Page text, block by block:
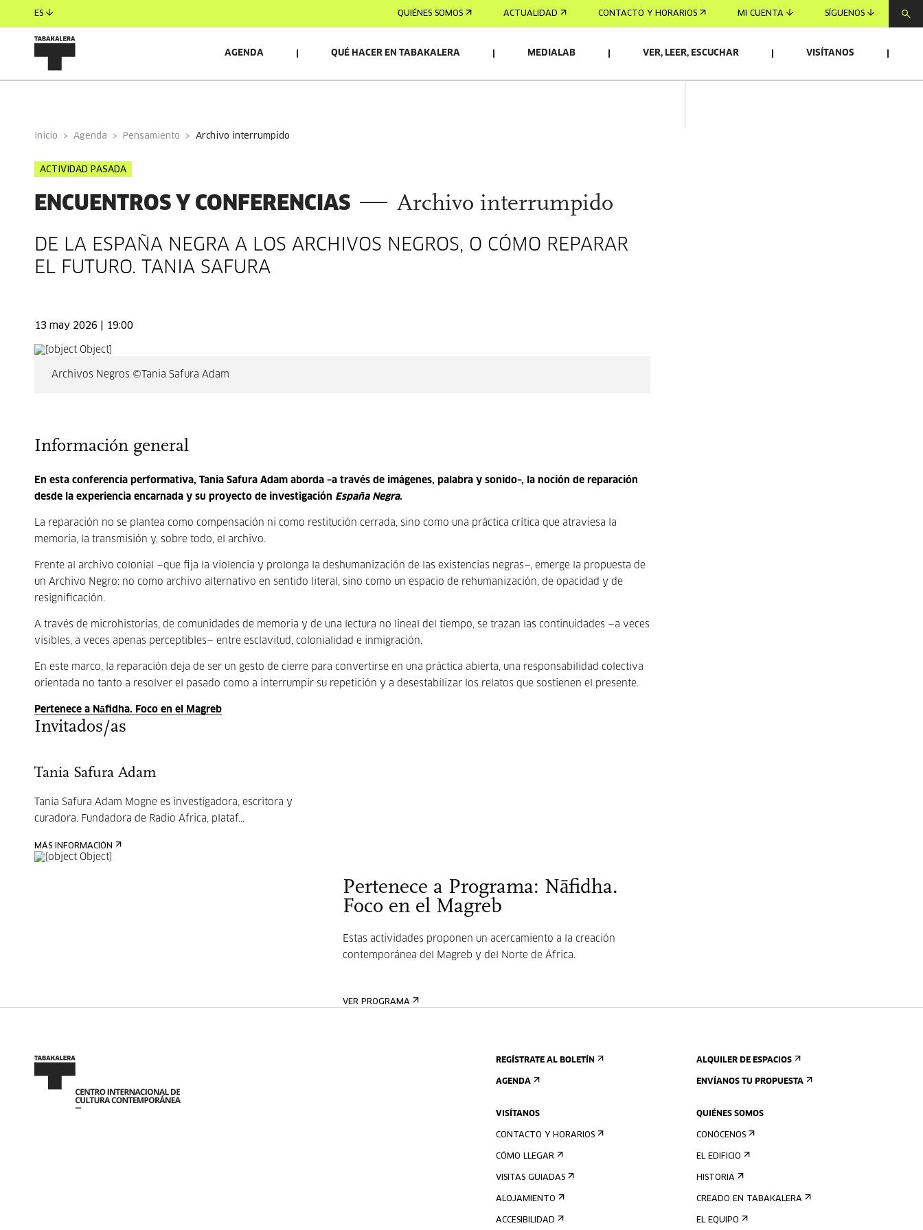
ES QUIÉNES SOMOS ACTUALIDAD CONTACTO Y HORARIOS MI CUENTA SÍGUENOS
AGENDA QUÉ HACER EN TABAKALERA MEDIALAB VER, LEER, ESCUCHAR VISÍTANOS
Inicio Agenda Pensamiento archivo interrumpido
ACTIVIDAD PASADA
ENCUENTROS Y CONFERENCIAS Archivo interrumpido
DE LA ESPAÑA NEGRA A LOS ARCHIVOS NEGROS, O CÓMO REPARAR
EL FUTURO. TANIA SAFURA
13 may 2026 | 19:00
Archivos Negros ©Tania Safura Adam
Información general
En esta conferencia performativa, Tania Safura Adam aborda –a través de imágenes, palabra y sonido–, la noción de reparación
desde la experiencia encarnada y su proyecto de investigación España Negra.
La reparación no se plantea como compensación ni como restitución cerrada, sino como una práctica crítica que atraviesa la
memoria, la transmisión y, sobre todo, el archivo.
Frente al archivo colonial —que fija la violencia y prolonga la deshumanización de las existencias negras—, emerge la propuesta de
un Archivo Negro: no como archivo alternativo en sentido literal, sino como un espacio de rehumanización, de opacidad y de
resignificación.
A través de microhistorias, de comunidades de memoria y de una lectura no lineal del tiempo, se trazan las continuidades —a veces
visibles, a veces apenas perceptibles— entre esclavitud, colonialidad e inmigración.
En este marco, la reparación deja de ser un gesto de cierre para convertirse en una práctica abierta, una responsabilidad colectiva
orientada no tanto a resolver el pasado como a interrumpir su repetición y a desestabilizar los relatos que sostienen el presente.
Pertenece a Nāfidha. Foco en el Magreb
Invitados/as
Tania Safura Adam
Tania Safura Adam Mogne es investigadora, escritora y
curadora. Fundadora de Radio África, plataf...
MÁS INFORMACIÓN
Pertenece a Programa: Nāfidha.
Foco en el Magreb
Estas actividades proponen un acercamiento a la creación
contemporánea del Magreb y del Norte de África.
VER PROGRAMA
REGÍSTRATE AL BOLETÍN
AGENDA
VISÍTANOS
CONTACTO Y HORARIOS
CÓMO LLEGAR
VISITAS GUIADAS
ALOJAMIENTO
ACCESIBILIDAD
ALQUILER DE ESPACIOS
ENVÍANOS TU PROPUESTA
QUIÉNES SOMOS
CONÓCENOS
EL EDIFICIO
HISTORIA
CREADO EN TABAKALERA
EL EQUIPO